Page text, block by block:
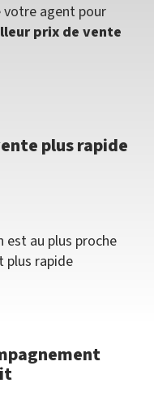
votre agent pour
prix de vente
plus rapide
est au plus proche
plus rapide